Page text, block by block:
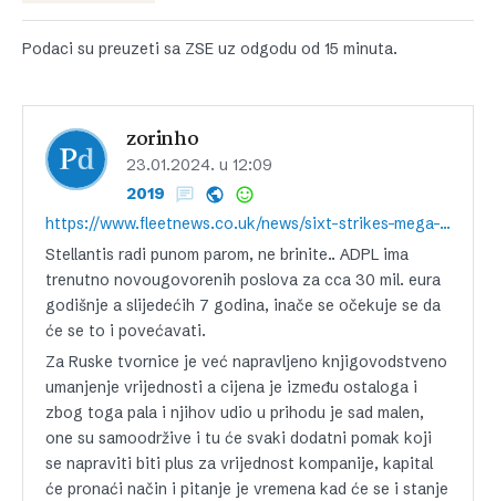
Podaci su preuzeti sa ZSE uz odgodu od 15 minuta.
zorinho
23.01.2024. u 12:09
2019
https://www.fleetnews.co.uk/news/sixt-strikes-mega-fleet-deal-with-stellantis
Stellantis radi punom parom, ne brinite.. ADPL ima
trenutno novougovorenih poslova za cca 30 mil. eura
godišnje a slijedećih 7 godina, inače se očekuje se da
će se to i povećavati.
Za Ruske tvornice je već napravljeno knjigovodstveno
umanjenje vrijednosti a cijena je između ostaloga i
zbog toga pala i njihov udio u prihodu je sad malen,
one su samoodržive i tu će svaki dodatni pomak koji
se napraviti biti plus za vrijednost kompanije, kapital
će pronaći način i pitanje je vremena kad će se i stanje